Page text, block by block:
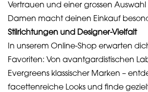
Vertrauen und einer grossen
Damen macht deinen Einkauf
Stilrichtungen und Designer-Vielfalt
In unserem Online-Shop erwarten
Favoriten: Von avantgardistischen
Evergreens klassischer Marken –
facettenreiche Looks und finde